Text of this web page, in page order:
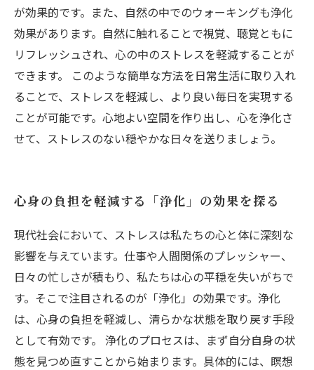
が効果的です。また、自然の中でのウォーキングも浄化
効果があります。自然に触れることで視覚、聴覚ともに
リフレッシュされ、心の中のストレスを軽減することが
できます。 このような簡単な方法を日常生活に取り入れ
ることで、ストレスを軽減し、より良い毎日を実現する
ことが可能です。心地よい空間を作り出し、心を浄化さ
せて、ストレスのない穏やかな日々を送りましょう。
心身の負担を軽減する「浄化」の効果を探る
現代社会において、ストレスは私たちの心と体に深刻な
影響を与えています。仕事や人間関係のプレッシャー、
日々の忙しさが積もり、私たちは心の平穏を失いがちで
す。そこで注目されるのが「浄化」の効果です。浄化
は、心身の負担を軽減し、清らかな状態を取り戻す手段
として有効です。 浄化のプロセスは、まず自分自身の状
態を見つめ直すことから始まります。具体的には、瞑想